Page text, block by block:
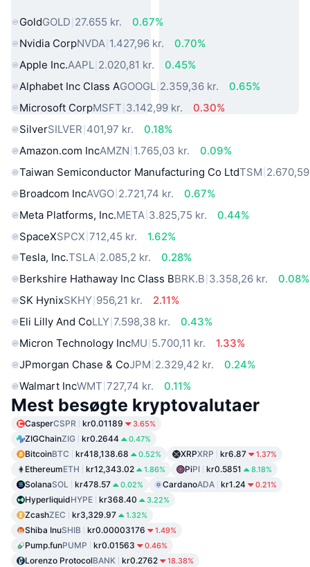
GoldGOLD 27.655 kr.
0.67%
Nvidia CorpNVDA 1.427,96 kr.
0.70%
Apple Inc.AAPL 2.020,81 kr.
0.45%
Alphabet Inc Class AGOOGL 2.359,36 kr.
0.65%
Microsoft CorpMSFT 3.142,99 kr.
0.30%
SilverSILVER 401,97 kr.
0.18%
Amazon.com IncAMZN 1.765,03 kr.
0.09%
Taiwan Semiconductor Manufacturing Co LtdTSM
Broadcom IncAVGO 2.721,74 kr.
0.67%
Meta Platforms, Inc.META 3.825,75 kr.
0.44%
SpaceXSPCX 712,45 kr.
1.62%
Tesla, Inc.TSLA 2.085,2 kr.
0.28%
Berkshire Hathaway Inc Class BBRK.B 3.358,26 kr.
0.08%
SK HynixSKHY 956,21 kr.
2.11%
Eli Lilly And CoLLY 7.598,38 kr.
0.43%
Micron Technology IncMU 5.700,11 kr.
1.33%
JPmorgan Chase & CoJPM 2.329,42 kr.
0.24%
Walmart IncWMT 727,74 kr. 0.11%
Mest besøgte kryptovalutaer
CasperCSPR kr0.01189 3.65%
ZIGChainZIG kr0.2644 0.47%
BitcoinBTC kr418,138.68 0.52% XRPXRP kr6.87 1.37%
EthereumETH kr12,343.02 1.86% PiPI kr0.5851 8.18%
SolanaSOL kr478.57 0.02% CardanoADA kr1.24 0.21%
HyperliquidHYPE kr368.40 3.22%
ZcashZEC kr3,329.97 1.32%
Shiba InuSHIB kr0.00003176 1.49%
Pump.funPUMP kr0.01563 0.46%
Lorenzo ProtocolBANK kr0.2762 18.38%